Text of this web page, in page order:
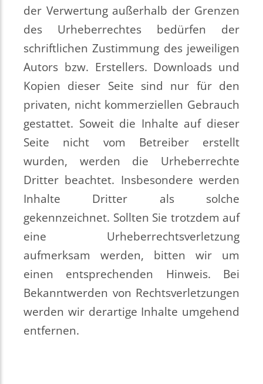
der Verwertung außerhalb der Grenzen
des Urheberrechtes bedürfen der
schriftlichen Zustimmung des jeweiligen
Autors bzw. Erstellers. Downloads und
Kopien dieser Seite sind nur für den
privaten, nicht kommerziellen Gebrauch
gestattet. Soweit die Inhalte auf dieser
Seite nicht vom Betreiber erstellt
wurden, werden die Urheberrechte
Dritter beachtet. Insbesondere werden
Inhalte Dritter als solche
gekennzeichnet. Sollten Sie trotzdem auf
eine Urheberrechtsverletzung
aufmerksam werden, bitten wir um
einen entsprechenden Hinweis. Bei
Bekanntwerden von Rechtsverletzungen
werden wir derartige Inhalte umgehend
entfernen.